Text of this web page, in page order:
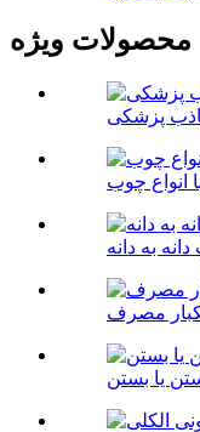
محصولات ویژه
پزشکی
انواع چوب
به دانه
مصرف
یا بستن